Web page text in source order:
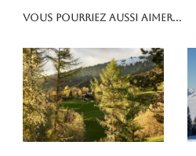
Vous pourriez aussi aimer...